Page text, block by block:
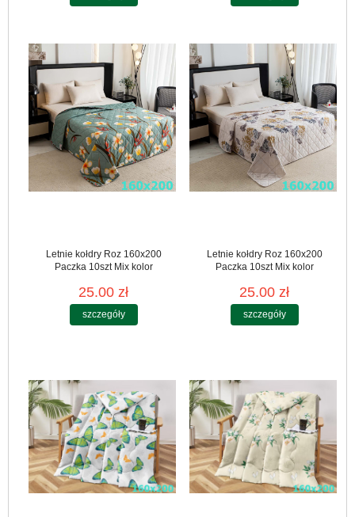
Letnie kołdry Roz 160x200
Paczka 10szt Mix kolor
25.00 zł
szczegóły
Letnie kołdry Roz 160x200
Paczka 10szt Mix kolor
25.00 zł
szczegóły